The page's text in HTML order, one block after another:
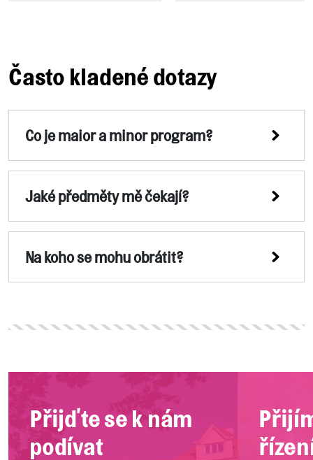
Často kladené dotazy
Co je maior a minor program?
Jaké předměty mě čekají?
Na koho se mohu obrátit?
Přijďte se k nám
podívat